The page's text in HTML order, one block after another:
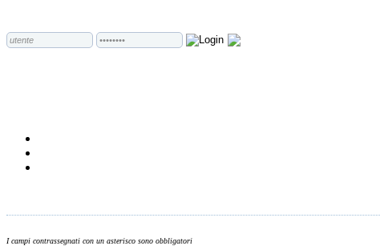
I campi contrassegnati con un asterisco sono obbligatori